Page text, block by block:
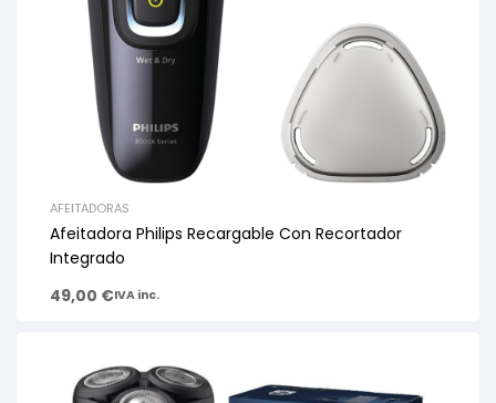
AFEITADORAS
Afeitadora Philips Recargable Con Recortador
Integrado
49,00 €IVA inc.